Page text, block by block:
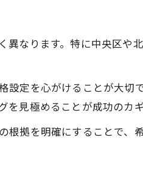
活用した不動産売却成功法
の相場を知る重要性
で正確な不動産売却査定を
めの大阪市相場活用術
なります。特に中央区や
定を心がけることが大切
見極めることが成功のカギ
拠を明確にすることで、